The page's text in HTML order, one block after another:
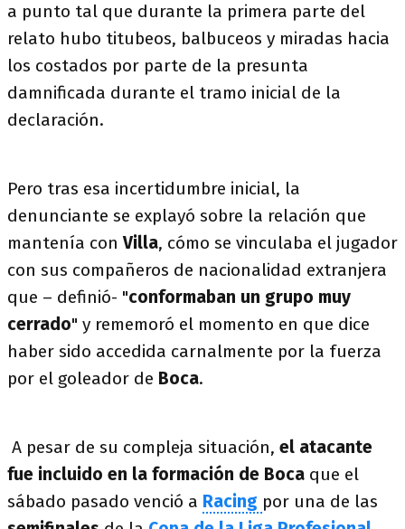
a punto tal que durante la primera parte del
relato hubo titubeos, balbuceos y miradas hacia
los costados por parte de la presunta
damnificada durante el tramo inicial de la
declaración.
Pero tras esa incertidumbre inicial, la
denunciante se explayó sobre la relación que
mantenía conVilla, cómo se vinculaba el jugador
con sus compañeros de nacionalidad extranjera
que – definió- "conformaban un grupo muy
cerrado" y rememoró el momento en que dice
haber sido accedida carnalmente por la fuerza
por el goleador de Boca.
A pesar de su compleja situación, el atacante
fue incluido en la formación de Boca que el
sábado pasado venció a Racing por una de las